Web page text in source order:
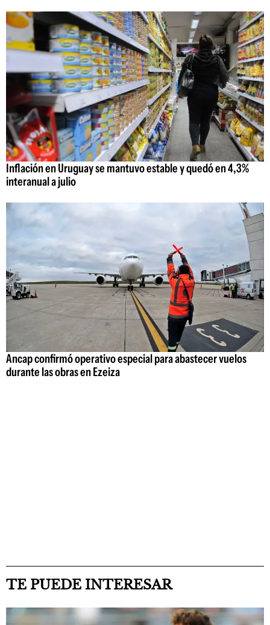
Inflación en Uruguay se mantuvo estable y quedó en 4,3%
interanual a julio
Ancap confirmó operativo especial para abastecer vuelos
durante las obras en Ezeiza
TE PUEDE INTERESAR